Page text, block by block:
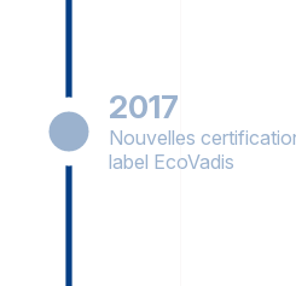
2017
Nouvelles
label EcoVadis